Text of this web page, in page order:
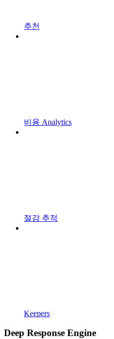
추천
비용 Analytics
절감 추적
Keepers
Deep Response Engine